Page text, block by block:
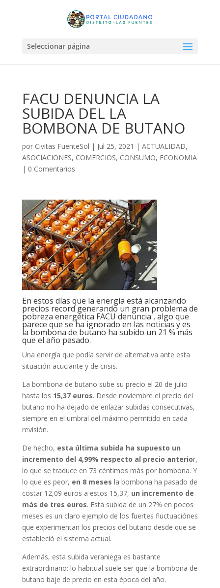
Seleccionar página
FACU DENUNCIA LA
SUBIDA DEL LA
BOMBONA DE BUTANO
por Civitas FuenteSol | Jul 25, 2021 | ACTUALIDAD,
ASOCIACIONES, COMERCIOS, CONSUMO, ECONOMIA
| 0 Comentarios
En estos días que la energía está alcanzando
precios record generando un gran problema de
pobreza energética FACU denuncia , algo que
parece que se ha ignorado en las noticias y es
la bombona de butano ha subido un 21 % más
que el año pasado.
Una energía que podía servir de alternativa ante esta
situación acuciante y de crisis.
La bombona de butano sube su precio el 20 de julio
hasta los 15,37 euros. Desde noviembre el precio del
butano no ha dejado de enlazar subidas consecutivas,
siempre en el umbral del máximo permitido en cada
revisión.
De hecho, esta última subida ha supuesto un
incremento del 4,99% respecto al precio anterior,
lo que se traduce en 73 céntimos más por bombona. Y
lo que es peor, en 8 meses la bombona ha pasado de
costar 12,09 euros a estos 15,37, un incremento de
más de tres euros. Esta subida de un 27% en pocos
meses es un claro ejemplo de los fuertes fluctuaciónes
que experimentan los precios del butano desde que se
estableció el sistema actual.
Además, esta subida veraniega es bastante
extraordinario: lo habitual suele ser que la bombona de
butano baje de precio en esta época del año.